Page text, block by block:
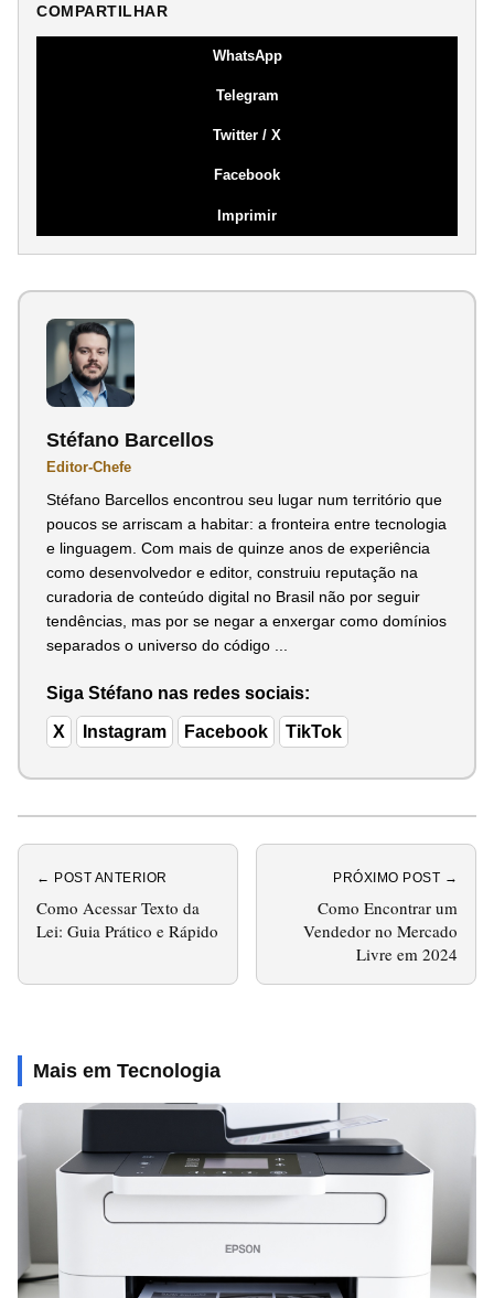
COMPARTILHAR
WhatsApp
Telegram
Twitter / X
Facebook
Imprimir
Stéfano Barcellos
Editor-Chefe
Stéfano Barcellos encontrou seu lugar num território que
poucos se arriscam a habitar: a fronteira entre tecnologia
e linguagem. Com mais de quinze anos de experiência
como desenvolvedor e editor, construiu reputação na
curadoria de conteúdo digital no Brasil não por seguir
tendências, mas por se negar a enxergar como domínios
separados o universo do código ...
Siga Stéfano nas redes sociais:
X Instagram Facebook TikTok
← POST ANTERIOR
Como Acessar Texto da
Lei: Guia Prático e Rápido
PRÓXIMO POST →
Como Encontrar um
Vendedor no Mercado
Livre em 2024
Mais em Tecnologia